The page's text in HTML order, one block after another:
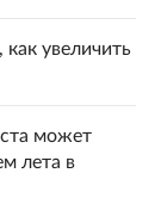
увеличить
может
лета в